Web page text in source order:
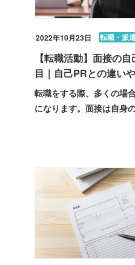
2022年10月23日 転職・派
【転職活動】面接の
目｜自己PRとの違い
転職をする際、多くの場
になります。面接は自身